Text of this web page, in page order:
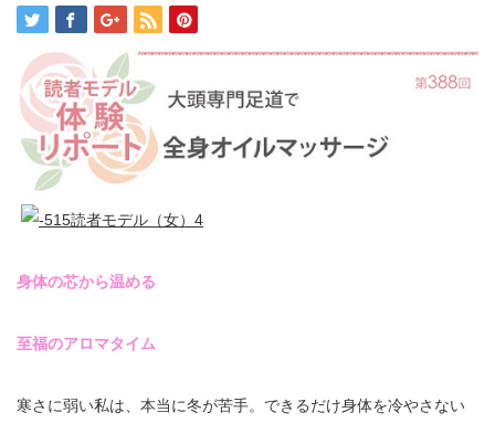
身体の芯から温める
至福のアロマタイム
寒さに弱い私は、本当に冬が苦手。できるだけ身体を冷やさない